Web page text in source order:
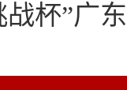
战杯”广